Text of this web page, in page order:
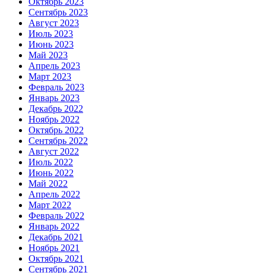
Сентябрь 2023
Август 2023
Июль 2023
Июнь 2023
Май 2023
Апрель 2023
Март 2023
Февраль 2023
Январь 2023
Декабрь 2022
Ноябрь 2022
Октябрь 2022
Сентябрь 2022
Август 2022
Июль 2022
Июнь 2022
Май 2022
Апрель 2022
Март 2022
Февраль 2022
Январь 2022
Декабрь 2021
Ноябрь 2021
Октябрь 2021
Сентябрь 2021